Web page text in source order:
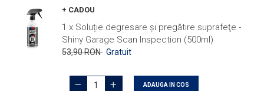
+ CADOU
1 x Soluție degresare şi pregătire suprafeţe -
Shiny Garage Scan Inspection (500ml)
53,90 RON Gratuit
ADAUGA IN COS